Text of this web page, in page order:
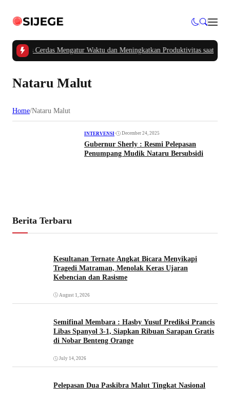
Tips Cerdas Mengatur Waktu dan Meningkatkan Produktivitas saat
Nataru Malut
Home/Nataru Malut
INTERVENSI • December 24, 2025
Gubernur Sherly : Resmi Pelepasan
Penumpang Mudik Nataru Bersubsidi
Berita Terbaru
Kesultanan Ternate Angkat Bicara Menyikapi
Tragedi Matraman, Menolak Keras Ujaran
Kebencian dan Rasisme
August 1, 2026
Semifinal Membara : Hasby Yusuf Prediksi Prancis
Libas Spanyol 3-1, Siapkan Ribuan Sarapan Gratis
di Nobar Benteng Orange
July 14, 2026
Pelepasan Dua Paskibra Malut Tingkat Nasional